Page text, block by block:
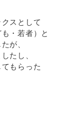
スとして
・若者）と
が、
たし、
もらった